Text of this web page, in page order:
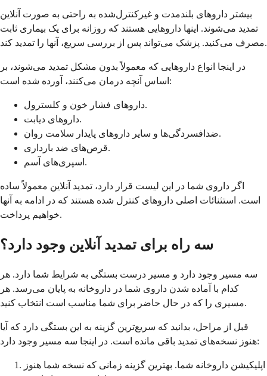
بیشتر داروهای بلندمدت و غیرکنترل‌شده به راحتی به صورت آنلاین
تمدید می‌شوند. اینها داروهایی هستند که روزانه برای یک بیماری ثابت
مصرف می‌کنید. پزشک می‌تواند پس از بررسی سریع، آنها را تمدید کند.
در اینجا انواع داروهایی که معمولاً بدون مشکل تمدید می‌شوند، بر
اساس آنچه درمان می‌کنند، آورده شده است:
داروهای فشار خون و کلسترول.
داروهای دیابت.
ضدافسردگی‌ها و سایر داروهای پایدار سلامت روان.
قرص‌های ضد بارداری.
اسپری‌های آسم.
اگر داروی شما در این لیست قرار دارد، تمدید آنلاین معمولاً ساده
است. استثنائات اصلی داروهای کنترل شده هستند که در ادامه به آنها
خواهیم پرداخت.
سه راه برای تمدید آنلاین وجود دارد؟
سه مسیر وجود دارد و مسیر درست بستگی به شرایط شما دارد. هر
کدام با آماده شدن داروی شما در داروخانه به پایان می‌رسد. هر
مسیری را که در حال حاضر برای شما مناسب است انتخاب کنید.
قبل از مراحل، بدانید که سریع‌ترین گزینه به این بستگی دارد که آیا
هنوز نسخه‌های تمدید باقی مانده است. در اینجا سه مسیر وجود دارد:
اپلیکیشن داروخانه شما. بهترین گزینه زمانی که نسخه شما هنوز